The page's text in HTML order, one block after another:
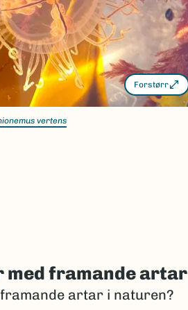
Forstørr
vertens
framande artar
artar i naturen?